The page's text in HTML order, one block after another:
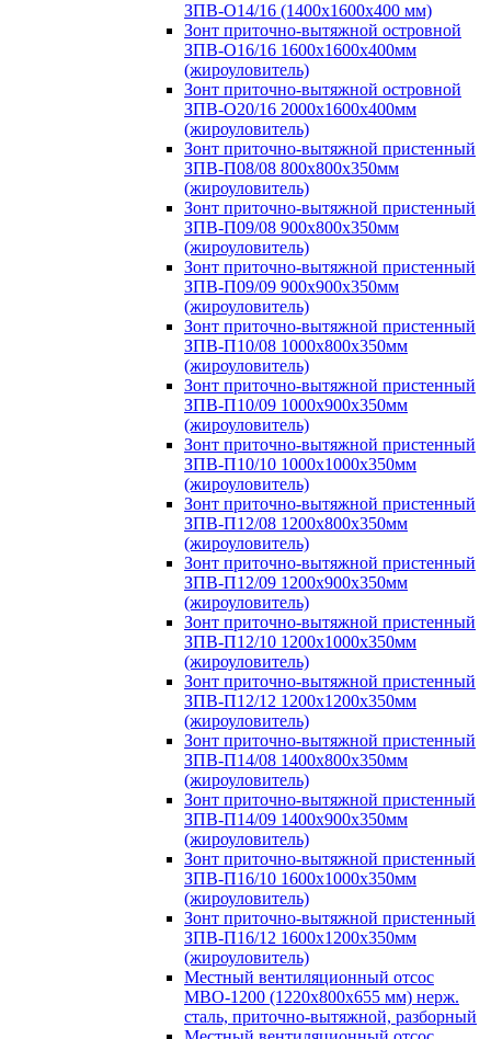
ЗПВ-О14/16 (1400х1600х400 мм)
Зонт приточно-вытяжной островной
ЗПВ-О16/16 1600х1600х400мм
(жироуловитель)
Зонт приточно-вытяжной островной
ЗПВ-О20/16 2000х1600х400мм
(жироуловитель)
Зонт приточно-вытяжной пристенный
ЗПВ-П08/08 800х800х350мм
(жироуловитель)
Зонт приточно-вытяжной пристенный
ЗПВ-П09/08 900х800х350мм
(жироуловитель)
Зонт приточно-вытяжной пристенный
ЗПВ-П09/09 900х900х350мм
(жироуловитель)
Зонт приточно-вытяжной пристенный
ЗПВ-П10/08 1000х800х350мм
(жироуловитель)
Зонт приточно-вытяжной пристенный
ЗПВ-П10/09 1000х900х350мм
(жироуловитель)
Зонт приточно-вытяжной пристенный
ЗПВ-П10/10 1000х1000х350мм
(жироуловитель)
Зонт приточно-вытяжной пристенный
ЗПВ-П12/08 1200х800х350мм
(жироуловитель)
Зонт приточно-вытяжной пристенный
ЗПВ-П12/09 1200х900х350мм
(жироуловитель)
Зонт приточно-вытяжной пристенный
ЗПВ-П12/10 1200х1000х350мм
(жироуловитель)
Зонт приточно-вытяжной пристенный
ЗПВ-П12/12 1200х1200х350мм
(жироуловитель)
Зонт приточно-вытяжной пристенный
ЗПВ-П14/08 1400х800х350мм
(жироуловитель)
Зонт приточно-вытяжной пристенный
ЗПВ-П14/09 1400х900х350мм
(жироуловитель)
Зонт приточно-вытяжной пристенный
ЗПВ-П16/10 1600х1000х350мм
(жироуловитель)
Зонт приточно-вытяжной пристенный
ЗПВ-П16/12 1600х1200х350мм
(жироуловитель)
Местный вентиляционный отсос
МВО-1200 (1220х800х655 мм) нерж.
сталь, приточно-вытяжной, разборный